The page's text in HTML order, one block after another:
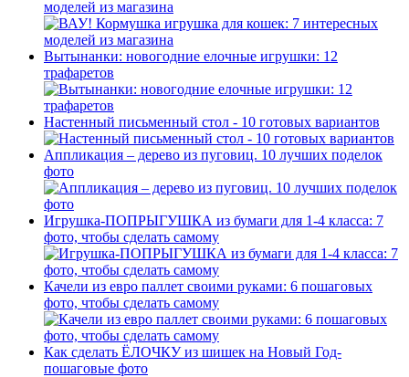
моделей из магазина
Вытынанки: новогодние елочные игрушки: 12
трафаретов
Настенный письменный стол - 10 готовых вариантов
Аппликация – дерево из пуговиц. 10 лучших поделок
фото
Игрушка-ПОПРЫГУШКА из бумаги для 1-4 класса: 7
фото, чтобы сделать самому
Качели из евро паллет своими руками: 6 пошаговых
фото, чтобы сделать самому
Как сделать ЁЛОЧКУ из шишек на Новый Год-
пошаговые фото